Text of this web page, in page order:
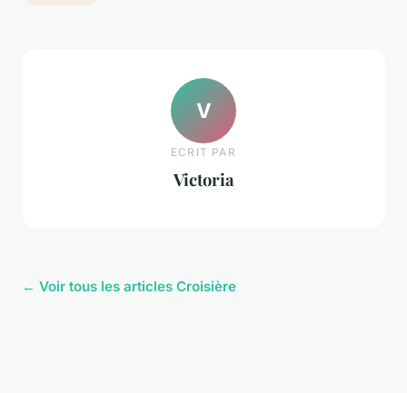
V
ECRIT PAR
Victoria
← Voir tous les articles Croisière